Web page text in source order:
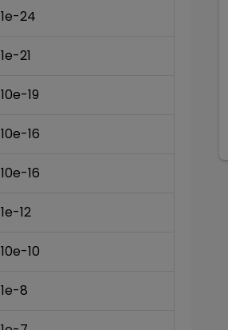
1e-24
1e-21
10e-19
10e-16
10e-16
1e-12
10e-10
1e-8